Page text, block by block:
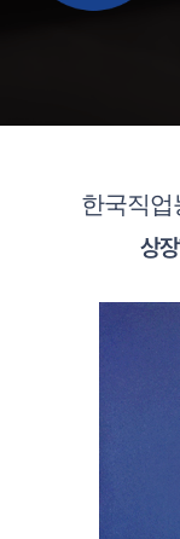
한국직업
상